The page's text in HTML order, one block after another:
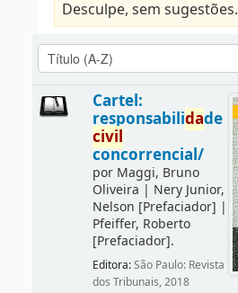
Desculpe, sem sugestões.
Cartel:
responsabilidade
civil
concorrencial/
por Maggi, Bruno
Oliveira | Nery Junior,
Nelson [Prefaciador] |
Pfeiffer, Roberto
[Prefaciador].
Editora:São Paulo: Revista
dos Tribunais, 2018